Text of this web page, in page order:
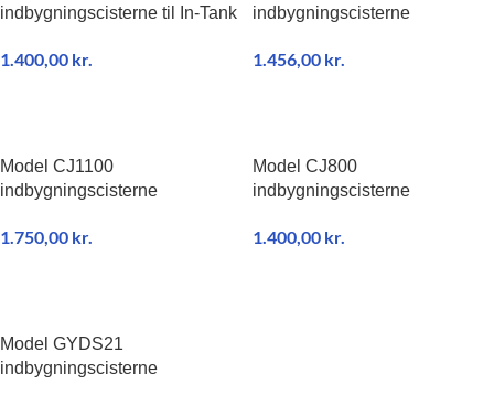
indbygningscisterne til In-Tank
1.400,00 kr.
indbygningscisterne
1.456,00 kr.
Model CJ1100
indbygningscisterne
1.750,00 kr.
Model CJ800
indbygningscisterne
1.400,00 kr.
Model GYDS21
indbygningscisterne